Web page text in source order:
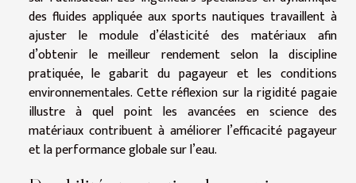
des fluides appliquée aux sports nautiques travaillent à
ajuster le module d’élasticité des matériaux afin
d’obtenir le meilleur rendement selon la discipline
pratiquée, le gabarit du pagayeur et les conditions
environnementales. Cette réflexion sur la rigidité pagaie
illustre à quel point les avancées en science des
matériaux contribuent à améliorer l’efficacité pagayeur
et la performance globale sur l’eau.